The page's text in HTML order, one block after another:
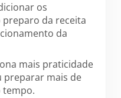
os
da receita
da
mais praticidade
preparar mais de
tempo.